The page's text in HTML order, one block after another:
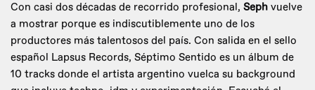
Con casi dos décadas de recorrido profesional, Seph vuelve
a mostrar porque es indiscutiblemente uno de los
productores más talentosos del país. Con salida en el sello
español Lapsus Records, Séptimo Sentido es un álbum de
10 tracks donde el artista argentino vuelca su background